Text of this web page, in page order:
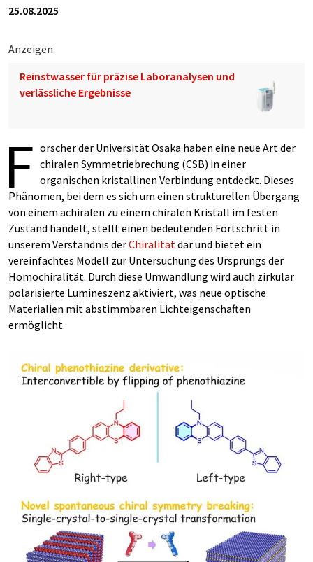
25.08.2025
Anzeigen
Reinstwasser für präzise Laboranalysen und
verlässliche Ergebnisse
F orscher der Universität Osaka haben eine neue Art der
chiralen Symmetriebrechung (CSB) in einer
organischen kristallinen Verbindung entdeckt. Dieses
Phänomen, bei dem es sich um einen strukturellen Übergang
von einem achiralen zu einem chiralen Kristall im festen
Zustand handelt, stellt einen bedeutenden Fortschritt in
unserem Verständnis derChiralitätdar und bietet ein
vereinfachtes Modell zur Untersuchung des Ursprungs der
Homochiralität. Durch diese Umwandlung wird auch zirkular
polarisierte Lumineszenz aktiviert, was neue optische
Materialien mit abstimmbaren Lichteigenschaften
ermöglicht.